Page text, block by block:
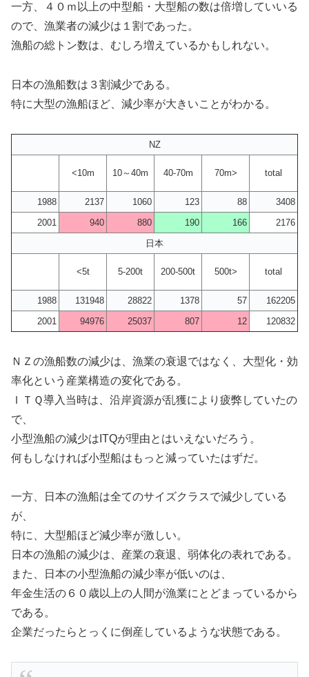
一方、４０ｍ以上の中型船・大型船の数は倍増していいる
ので、漁業者の減少は１割であった。
漁船の総トン数は、むしろ増えているかもしれない。
日本の漁船数は３割減少である。
特に大型の漁船ほど、減少率が大きいことがわかる。
NZ
<10m 10～40m 40-70m 70m> total
1988 2137 1060 123 88
3408
2001
940 880 190 166
2176
日本
<5t 5-200t 200-500t 500t> total
1988 131948 28822 1378 57
162205
2001
94976 25037 807 12 120832
ＮＺの漁船数の減少は、漁業の衰退ではなく、大型化・効
率化という産業構造の変化である。
ＩＴＱ導入当時は、沿岸資源が乱獲により疲弊していたの
で、
小型漁船の減少はITQが理由とはいえないだろう。
何もしなければ小型船はもっと減っていたはずだ。
一方、日本の漁船は全てのサイズクラスで減少している
が、
特に、大型船ほど減少率が激しい。
日本の漁船の減少は、産業の衰退、弱体化の表れである。
また、日本の小型漁船の減少率が低いのは、
年金生活の６０歳以上の人間が漁業にとどまっているから
である。
企業だったらとっくに倒産しているような状態である。